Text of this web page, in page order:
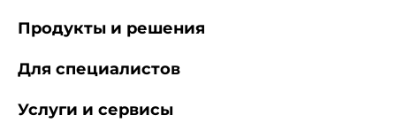
Продукты и решения
Для специалистов
Услуги и сервисы